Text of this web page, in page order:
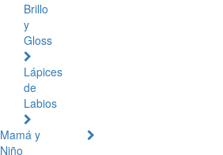
Brillo
y
Gloss
Lápices
de
Labios
Mamá y
Niño